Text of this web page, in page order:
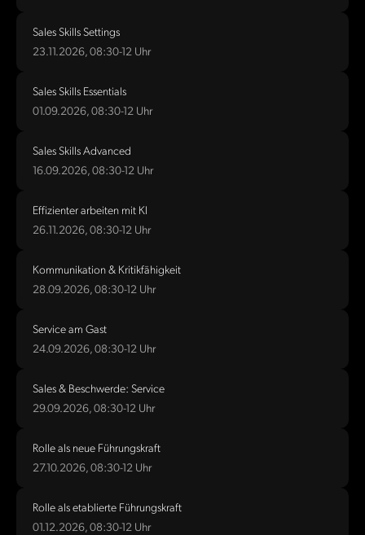
Sales Skills Settings
23.11.2026, 08:30-12 Uhr
Sales Skills Essentials
01.09.2026, 08:30-12 Uhr
Sales Skills Advanced
16.09.2026, 08:30-12 Uhr
Effizienter arbeiten mit KI
26.11.2026, 08:30-12 Uhr
Kommunikation & Kritikfähigkeit
28.09.2026, 08:30-12 Uhr
Service am Gast
24.09.2026, 08:30-12 Uhr
Sales & Beschwerde: Service
29.09.2026, 08:30-12 Uhr
Rolle als neue Führungskraft
27.10.2026, 08:30-12 Uhr
Rolle als etablierte Führungskraft
01.12.2026, 08:30-12 Uhr